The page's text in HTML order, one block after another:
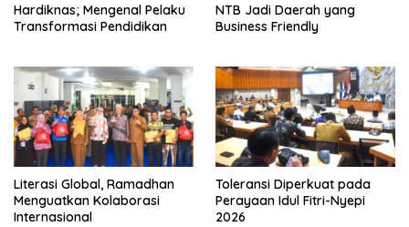
Hardiknas; Mengenal Pelaku
Transformasi Pendidikan
NTB Jadi Daerah yang
Business Friendly
Literasi Global, Ramadhan
Menguatkan Kolaborasi
Internasional
Toleransi Diperkuat pada
Perayaan Idul Fitri-Nyepi
2026